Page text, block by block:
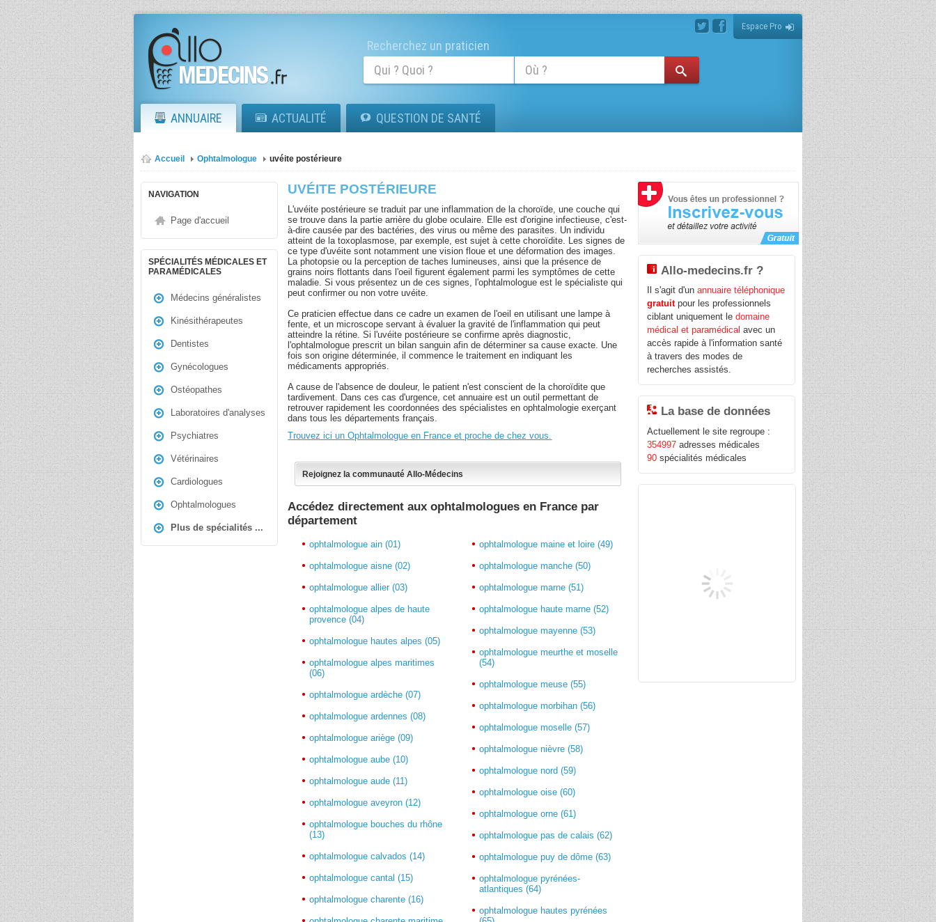
Espace Pro
Recherchez un praticien
ANNUAIRE ACTUALITÉ QUESTION DE SANTÉ
Accueil Ophtalmologue uvéite postérieure
NAVIGATION
Page d'accueil
SPÉCIALITÉS MÉDICALES ET
PARAMÉDICALES
Médecins généralistes
Kinésithérapeutes
Dentistes
Gynécologues
Ostéopathes
Laboratoires d'analyses
Psychiatres
Vétérinaires
Cardiologues
Ophtalmologues
Plus de spécialités ...
UVÉITE POSTÉRIEURE
L'uvéite postérieure se traduit par une inflammation de la choroïde, une couche qui
se trouve dans la partie arrière du globe oculaire. Elle est d'origine infectieuse, c'est-
à-dire causée par des bactéries, des virus ou même des parasites. Un individu
atteint de la toxoplasmose, par exemple, est sujet à cette choroïdite. Les signes de
ce type d'uvéite sont notamment une vision floue et une déformation des images.
La photopsie ou la perception de taches lumineuses, ainsi que la présence de
grains noirs flottants dans l'oeil figurent également parmi les symptômes de cette
maladie. Si vous présentez un de ces signes, l'ophtalmologue est le spécialiste qui
peut confirmer ou non votre uvéite.
Ce praticien effectue dans ce cadre un examen de l'oeil en utilisant une lampe à
fente, et un microscope servant à évaluer la gravité de l'inflammation qui peut
atteindre la rétine. Si l'uvéite postérieure se confirme après diagnostic,
l'ophtalmologue prescrit un bilan sanguin afin de déterminer sa cause exacte. Une
fois son origine déterminée, il commence le traitement en indiquant les
médicaments appropriés.
A cause de l'absence de douleur, le patient n'est conscient de la choroïdite que
tardivement. Dans ces cas d'urgence, cet annuaire est un outil permettant de
retrouver rapidement les coordonnées des spécialistes en ophtalmologie exerçant
dans tous les départements français.
Trouvez ici un Ophtalmologue en France et proche de chez vous.
Rejoignez la communauté Allo-Médecins
Accédez directement aux ophtalmologues en France par
département
ophtalmologue ain (01)
ophtalmologue aisne (02)
ophtalmologue allier (03)
ophtalmologue alpes de haute
provence (04)
ophtalmologue hautes alpes (05)
ophtalmologue alpes maritimes
(06)
ophtalmologue ardèche (07)
ophtalmologue ardennes (08)
ophtalmologue ariège (09)
ophtalmologue aube (10)
ophtalmologue aude (11)
ophtalmologue aveyron (12)
ophtalmologue bouches du rhône
(13)
ophtalmologue calvados (14)
ophtalmologue cantal (15)
ophtalmologue charente (16)
ophtalmologue maine et loire (49)
ophtalmologue manche (50)
ophtalmologue marne (51)
ophtalmologue haute marne (52)
ophtalmologue mayenne (53)
ophtalmologue meurthe et moselle
(54)
ophtalmologue meuse (55)
ophtalmologue morbihan (56)
ophtalmologue moselle (57)
ophtalmologue nièvre (58)
ophtalmologue nord (59)
ophtalmologue oise (60)
ophtalmologue orne (61)
ophtalmologue pas de calais (62)
ophtalmologue puy de dôme (63)
ophtalmologue pyrénées-
atlantiques (64)
ophtalmologue hautes pyrénées
Allo-medecins.fr ?
Il s'agit d'unannuaire téléphonique
gratuitpour les professionnels
ciblant uniquement ledomaine
médical et paramédical avec un
accès rapide à l'information santé
à travers des modes de
recherches assistés.
La base de données
Actuellement le site regroupe :
354997 adresses médicales
90 spécialités médicales